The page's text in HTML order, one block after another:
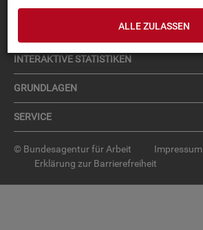
ALLE ZULASSEN
IN­TER­AK­TI­VE STA­TIS­TI­KEN
GRUND­LA­GEN
SER­VICE
© Bundesagentur für Arbeit Impressum
Erklärung zur Barrierefreiheit